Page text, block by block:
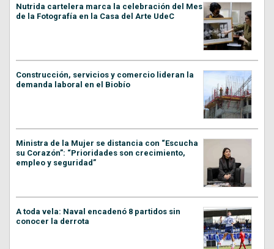
Nutrida cartelera marca la celebración del Mes
de la Fotografía en la Casa del Arte UdeC
Construcción, servicios y comercio lideran la
demanda laboral en el Biobío
Ministra de la Mujer se distancia con “Escucha
su Corazón”: “Prioridades son crecimiento,
empleo y seguridad”
A toda vela: Naval encadenó 8 partidos sin
conocer la derrota